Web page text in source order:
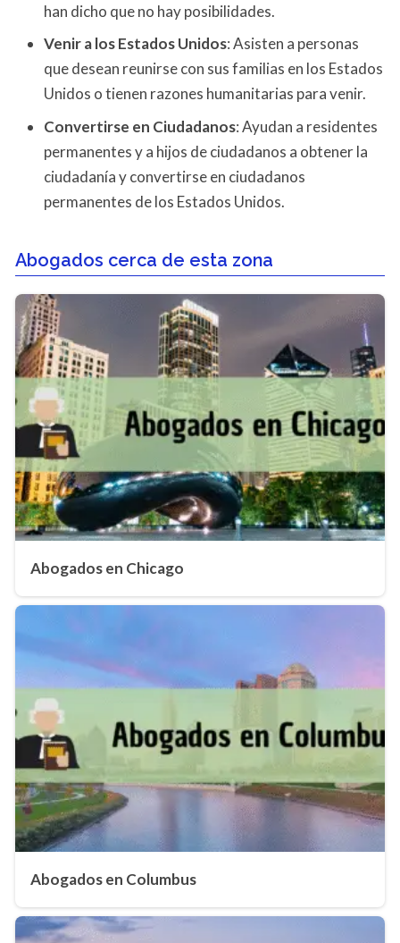
han dicho que no hay posibilidades.
Venir a los Estados Unidos: Asisten a personas
que desean reunirse con sus familias en los Estados
Unidos o tienen razones humanitarias para venir.
Convertirse en Ciudadanos: Ayudan a residentes
permanentes y a hijos de ciudadanos a obtener la
ciudadanía y convertirse en ciudadanos
permanentes de los Estados Unidos.
Abogados cerca de esta zona
Abogados en Chicago
Abogados en Columbus